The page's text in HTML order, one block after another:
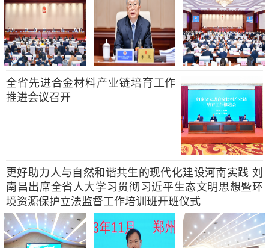
全省先进合金材料产业链培育工作
推进会议召开
更好助力人与自然和谐共生的现代化建设河南实践 刘
南昌出席全省人大学习贯彻习近平生态文明思想暨环
境资源保护立法监督工作培训班开班仪式